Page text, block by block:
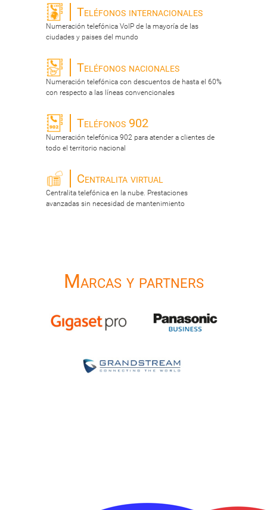
Teléfonos internacionales
Numeración telefónica VoIP de la mayoría de las
ciudades y paises del mundo
Teléfonos nacionales
Numeración telefónica con descuentos de hasta el 60%
con respecto a las líneas convencionales
Teléfonos 902
Numeración telefónica 902 para atender a clientes de
todo el territorio nacional
Centralita virtual
Centralita telefónica en la nube. Prestaciones
avanzadas sin necesidad de mantenimiento
Marcas y partners